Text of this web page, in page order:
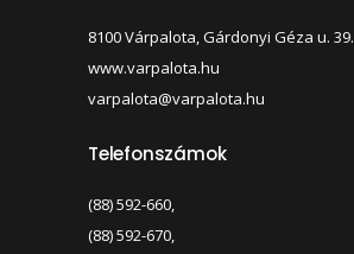
8100 Várpalota, Gárdonyi Géza u. 39.
www.varpalota.hu
varpalota@varpalota.hu
Telefonszámok
(88) 592-660,
(88) 592-670,